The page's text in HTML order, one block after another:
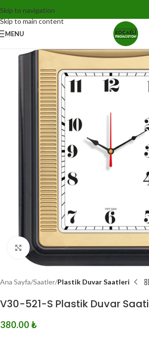
Skip to navigation
Skip to main content
MENU
Click to enlarge
Ana Sayfa Saatler Plastik Duvar Saatleri
V30-521-S Plastik Duvar Saati
380.00₺